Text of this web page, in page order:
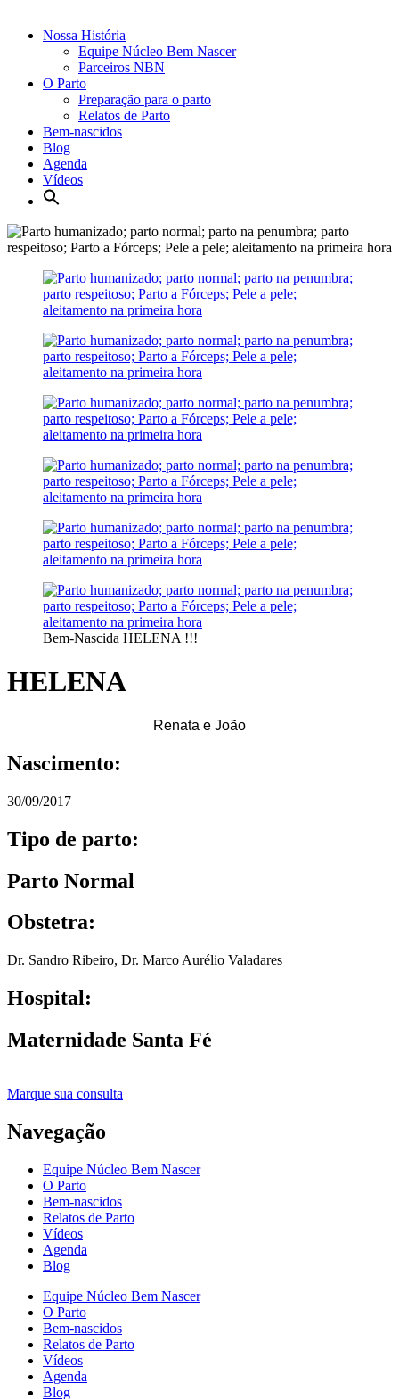
Nossa História
Equipe Núcleo Bem Nascer
Parceiros NBN
O Parto
Preparação para o parto
Relatos de Parto
Bem-nascidos
Blog
Agenda
Vídeos
Bem-Nascida HELENA !!!
HELENA
Renata e João
Nascimento:
30/09/2017
Tipo de parto:
Parto Normal
Obstetra:
Dr. Sandro Ribeiro, Dr. Marco Aurélio Valadares
Hospital:
Maternidade Santa Fé
Marque sua consulta
Navegação
Equipe Núcleo Bem Nascer
O Parto
Bem-nascidos
Relatos de Parto
Vídeos
Agenda
Blog
Equipe Núcleo Bem Nascer
O Parto
Bem-nascidos
Relatos de Parto
Vídeos
Agenda
Blog